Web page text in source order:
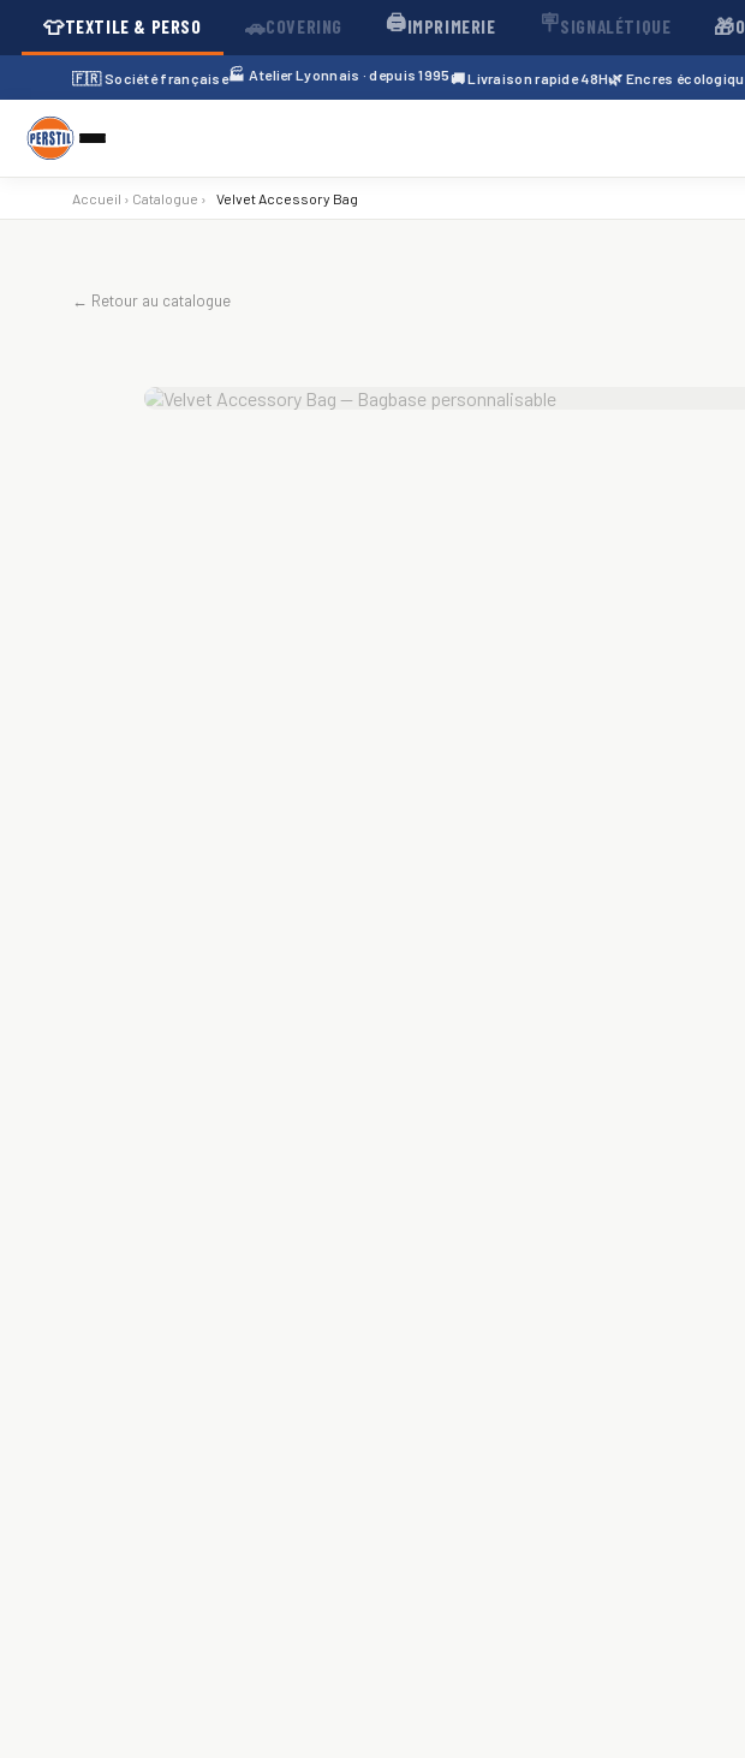
👕TEXTILE & PERSO 🚗COVERING 🖨️IMPRIMERIE 🪧SIGNALÉTIQUE 🎁
🇫🇷 Société française🏭 Atelier Lyonnais · depuis 1995🚚 Livraison rapide 48H🌿 Encres
Accueil › Catalogue › Velvet Accessory Bag
← Retour au catalogue